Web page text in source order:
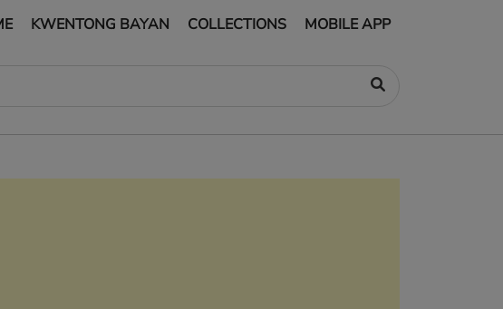
KWENTONG BAYAN COLLECTIONS MOBILE APP